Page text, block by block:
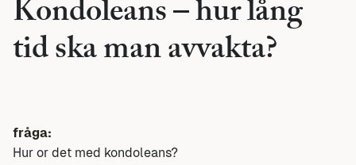
Kondoleans – hur lång
tid ska man avvakta?
fråga:
Hur or det med kondoleans?